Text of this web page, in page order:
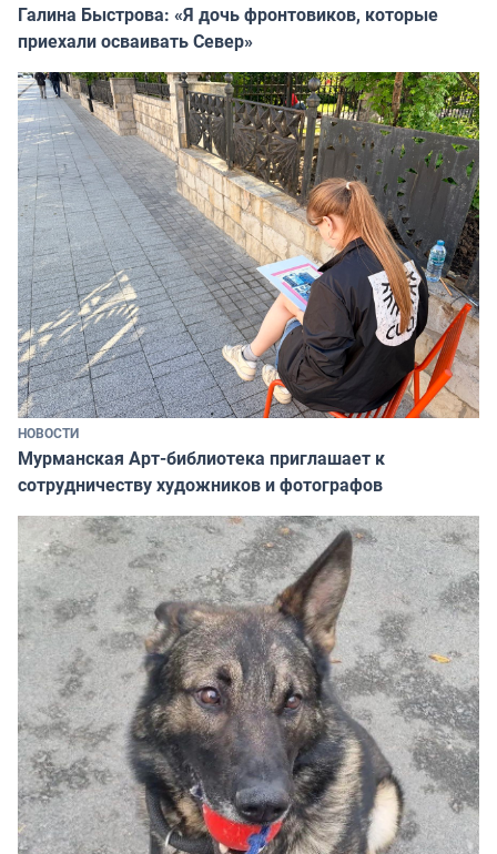
Галина Быстрова: «Я дочь фронтовиков, которые
приехали осваивать Север»
НОВОСТИ
Мурманская Арт-библиотека приглашает к
сотрудничеству художников и фотографов